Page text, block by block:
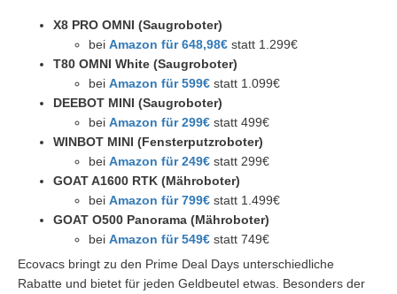
X8 PRO OMNI (Saugroboter)
bei Amazon für 648,98€ statt 1.299€
T80 OMNI White (Saugroboter)
bei Amazon für 599€ statt 1.099€
DEEBOT MINI (Saugroboter)
bei Amazon für 299€ statt 499€
WINBOT MINI (Fensterputzroboter)
bei Amazon für 249€ statt 299€
GOAT A1600 RTK (Mähroboter)
bei Amazon für 799€ statt 1.499€
GOAT O500 Panorama (Mähroboter)
bei Amazon für 549€ statt 749€
Ecovacs bringt zu den Prime Deal Days unterschiedliche
Rabatte und bietet für jeden Geldbeutel etwas. Besonders der